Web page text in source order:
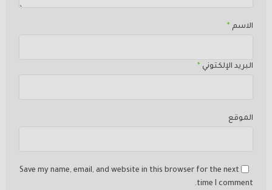
الاسم *
البريد الإلكتوني *
الموقع
Save my name, email, and website in this browser for the next
time I comment.